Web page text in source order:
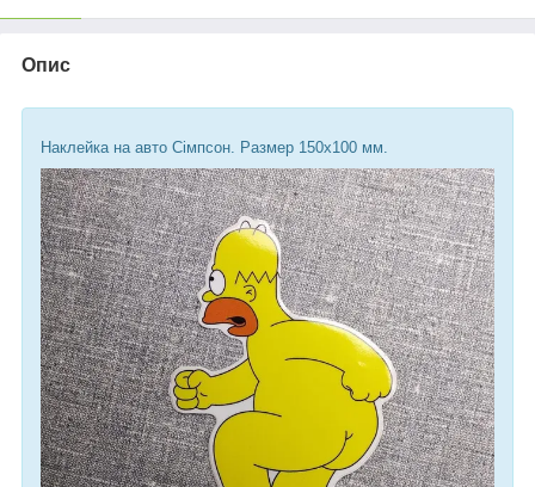
Опис
Наклейка на авто Сімпсон. Размер 150х100 мм.